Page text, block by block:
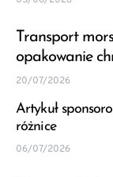
Transport
opakowanie
20/07/2026
Artykuł
różnice
06/07/2026